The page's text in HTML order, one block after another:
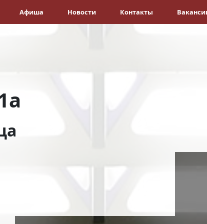
Афиша Новости Контакты